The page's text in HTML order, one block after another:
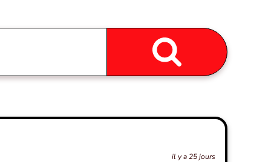
il y a 25 jours